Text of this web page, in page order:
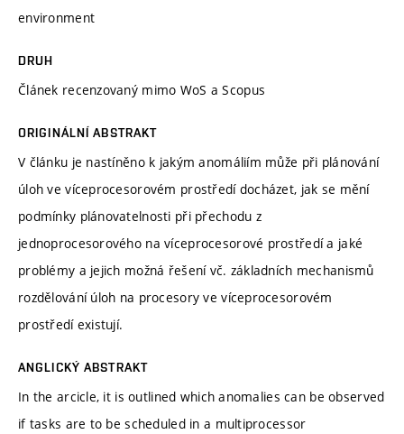
environment
DRUH
Článek recenzovaný mimo WoS a Scopus
ORIGINÁLNÍ ABSTRAKT
V článku je nastíněno k jakým anomáliím může při plánování
úloh ve víceprocesorovém prostředí docházet, jak se mění
podmínky plánovatelnosti při přechodu z
jednoprocesorového na víceprocesorové prostředí a jaké
problémy a jejich možná řešení vč. základních mechanismů
rozdělování úloh na procesory ve víceprocesorovém
prostředí existují.
ANGLICKÝ ABSTRAKT
In the arcicle, it is outlined which anomalies can be observed
if tasks are to be scheduled in a multiprocessor